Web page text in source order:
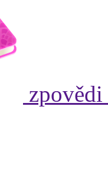
zpovědi